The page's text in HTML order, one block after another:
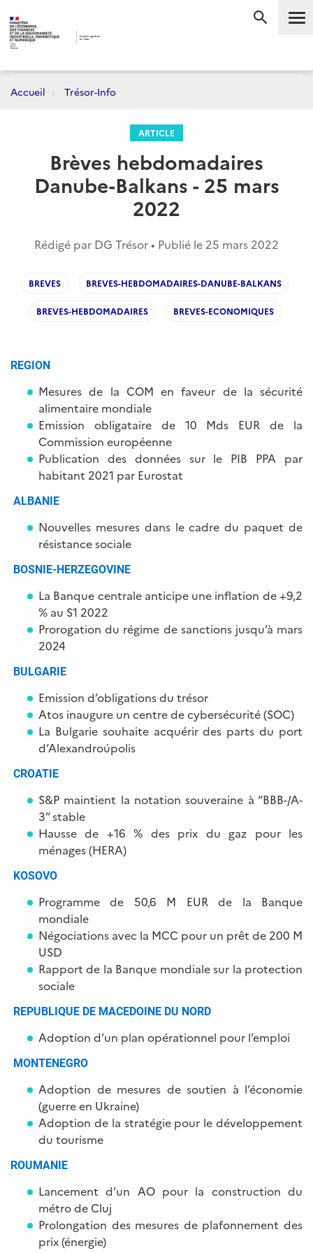
Accueil Trésor-Info
ARTICLE
Brèves hebdomadaires
Danube-Balkans - 25 mars
2022
Rédigé par DG Trésor • Publié le 25 mars 2022
BREVES BREVES-HEBDOMADAIRES-DANUBE-BALKANS
BREVES-HEBDOMADAIRES BREVES-ECONOMIQUES
REGION
Mesures de la COM en faveur de la sécurité
alimentaire mondiale
Emission obligataire de 10 Mds EUR de la
Commission européenne
Publication des données sur le PIB PPA par
habitant 2021 par Eurostat
ALBANIE
Nouvelles mesures dans le cadre du paquet de
résistance sociale
BOSNIE-HERZEGOVINE
La Banque centrale anticipe une inflation de +9,2
% au S1 2022
Prorogation du régime de sanctions jusqu’à mars
2024
BULGARIE
Emission d’obligations du trésor
Atos inaugure un centre de cybersécurité (SOC)
La Bulgarie souhaite acquérir des parts du port
d’Alexandroúpolis
CROATIE
S&P maintient la notation souveraine à “BBB-/A-
3” stable
Hausse de +16 % des prix du gaz pour les
ménages (HERA)
KOSOVO
Programme de 50,6 M EUR de la Banque
mondiale
Négociations avec la MCC pour un prêt de 200 M
USD
Rapport de la Banque mondiale sur la protection
sociale
REPUBLIQUE DE MACEDOINE DU NORD
Adoption d’un plan opérationnel pour l’emploi
MONTENEGRO
Adoption de mesures de soutien à l’économie
(guerre en Ukraine)
Adoption de la stratégie pour le développement
du tourisme
ROUMANIE
Lancement d’un AO pour la construction du
métro de Cluj
Prolongation des mesures de plafonnement des
prix (énergie)